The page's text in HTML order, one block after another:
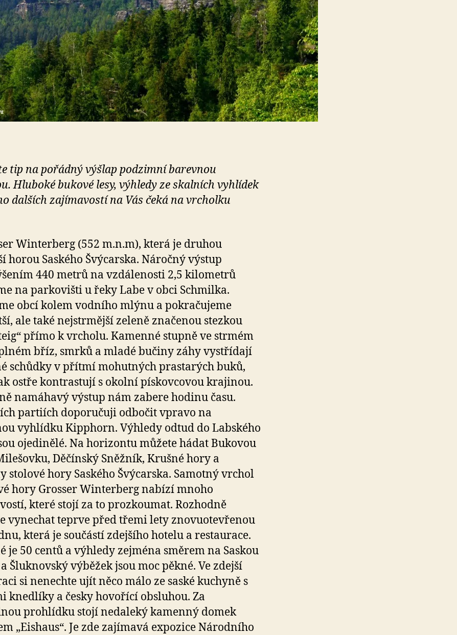
tip na pořádný výšlap podzimní barevnou
Hluboké bukové lesy, výhledy ze skalních vyhlídek
dalších zajímavostí na Vás čeká na vrcholku
Winterberg (552 m.n.m), která je druhou
horou Saského Švýcarska. Náročný výstup
440 metrů na vzdálenosti 2,5 kilometrů
na parkovišti u řeky Labe v obci Schmilka.
obcí kolem vodního mlýnu a pokračujeme
ale také nejstrmější zeleně značenou stezkou
přímo k vrcholu. Kamenné stupně ve strmém
bříz, smrků a mladé bučiny záhy vystřídají
schůdky v přítmí mohutných prastarých buků,
ostře kontrastují s okolní pískovcovou krajinou.
namáhavý výstup nám zabere hodinu času.
partiích doporučuji odbočit vpravo na
vyhlídku Kipphorn. Výhledy odtud do Labského
ojedinělé. Na horizontu můžete hádat Bukovou
Děčínský Sněžník, Krušné hory a
stolové hory Saského Švýcarska. Samotný vrchol
hory Grosser Winterberg nabízí mnoho
které stojí za to prozkoumat. Rozhodně
vynechat teprve před třemi lety znovuotevřenou
která je součástí zdejšího hotelu a restaurace.
je 50 centů a výhledy zejména směrem na Saskou
Šluknovský výběžek jsou moc pěkné. Ve zdejší
si nenechte ujít něco málo ze saské kuchyně s
knedlíky a česky hovořící obsluhou. Za
prohlídku stojí nedaleký kamenný domek
„Eishaus“. Je zde zajímavá expozice Národního